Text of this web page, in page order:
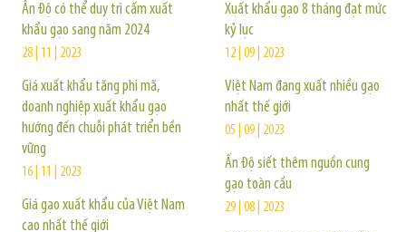
Ấn Độ có thể duy trì cấm xuất
khẩu gạo sang năm 2024
28 | 11 | 2023
Giá xuất khẩu tăng phi mã,
doanh nghiệp xuất khẩu gạo
hướng đến chuỗi phát triển bền
vững
16 | 11 | 2023
Giá gạo xuất khẩu của Việt Nam
cao nhất thế giới
Xuất khẩu gạo 8 tháng đạt mức
kỷ lục
12 | 09 | 2023
Việt Nam đang xuất nhiều gạo
nhất thế giới
05 | 09 | 2023
Ấn Độ siết thêm nguồn cung
gạo toàn cầu
29 | 08 | 2023